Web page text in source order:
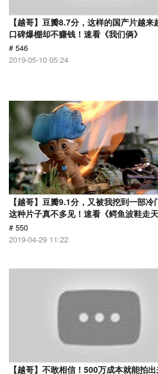
【越哥】豆瓣8.7分，这样的国产片越来
口碑爆棚却不赚钱！速看《我们俩》
# 546
2019-05-10 05:24
【越哥】豆瓣9.1分，又被我挖到一部冷
这种片子真不多见！速看《鳄鱼波鞋走天
# 550
2019-04-29 11:22
【越哥】不敢相信！500万成本就能拍